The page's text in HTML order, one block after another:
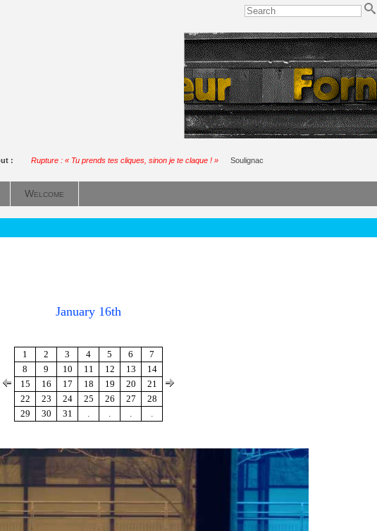
: Rupture : « Tu prends tes cliques, sinon je te claque ! » Soulignac
Welcome
January 16th
1 2 3 4 5 6
7
8
9 10 11 12 13
14
15
16 17 18 19 20
21
22
23 24 25 26 27
28
29
30 31 . . . .